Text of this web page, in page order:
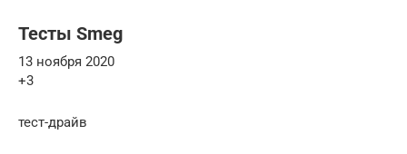
Тесты Smeg
13 ноября 2020
+3
тест-драйв